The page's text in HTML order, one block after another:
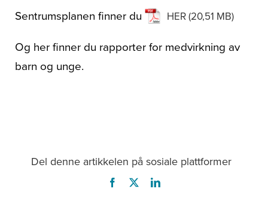
Sentrumsplanen finner du HER
Og her finner du rapporter for medvirkning av
barn og unge.
Del denne artikkelen på sosiale plattformer